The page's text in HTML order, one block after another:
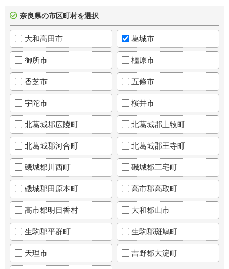
奈良県の市区町村を選択
大和高田市 葛城市
御所市 橿原市
香芝市 五條市
宇陀市 桜井市
北葛城郡広陵町 北葛城郡上牧町
北葛城郡河合町 北葛城郡王寺町
磯城郡川西町 磯城郡三宅町
磯城郡田原本町 高市郡高取町
高市郡明日香村 大和郡山市
生駒郡平群町 生駒郡斑鳩町
天理市 吉野郡大淀町